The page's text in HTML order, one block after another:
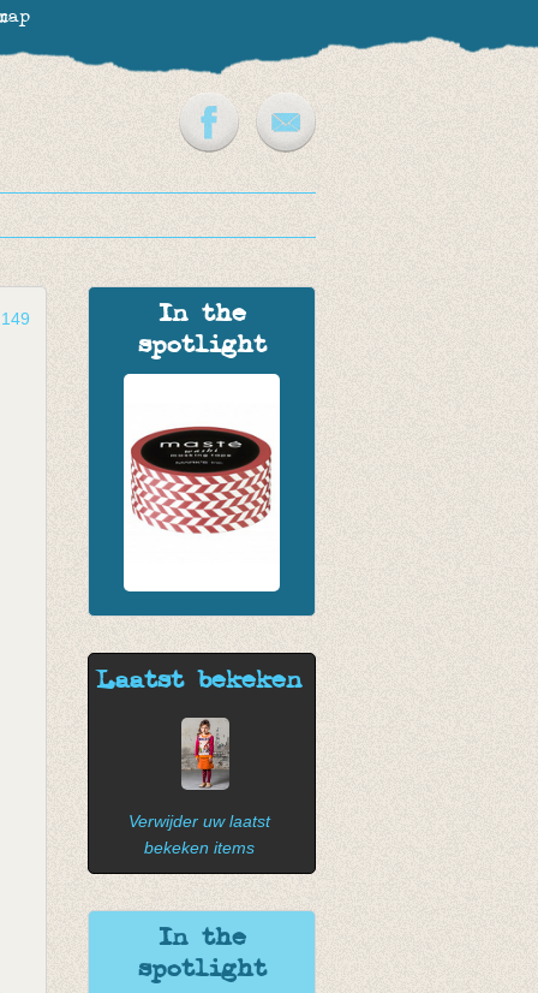
In the
spotlight
Laatst bekeken
Verwijder uw laatst
bekeken items
In the
spotlight